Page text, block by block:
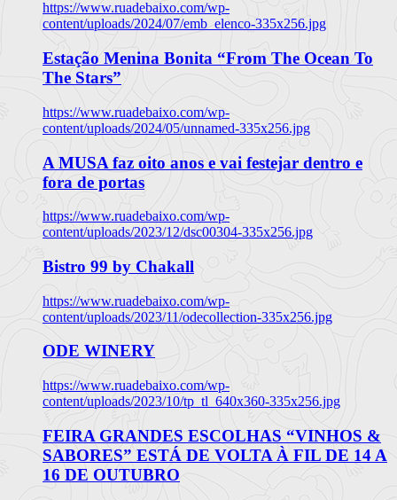
https://www.ruadebaixo.com/wp-
content/uploads/2024/07/emb_elenco-335x256.jpg
Estação Menina Bonita “From The Ocean To
The Stars”
https://www.ruadebaixo.com/wp-
content/uploads/2024/05/unnamed-335x256.jpg
A MUSA faz oito anos e vai festejar dentro e
fora de portas
https://www.ruadebaixo.com/wp-
content/uploads/2023/12/dsc00304-335x256.jpg
Bistro 99 by Chakall
https://www.ruadebaixo.com/wp-
content/uploads/2023/11/odecollection-335x256.jpg
ODE WINERY
https://www.ruadebaixo.com/wp-
content/uploads/2023/10/tp_tl_640x360-335x256.jpg
FEIRA GRANDES ESCOLHAS “VINHOS &
SABORES” ESTÁ DE VOLTA À FIL DE 14 A
16 DE OUTUBRO